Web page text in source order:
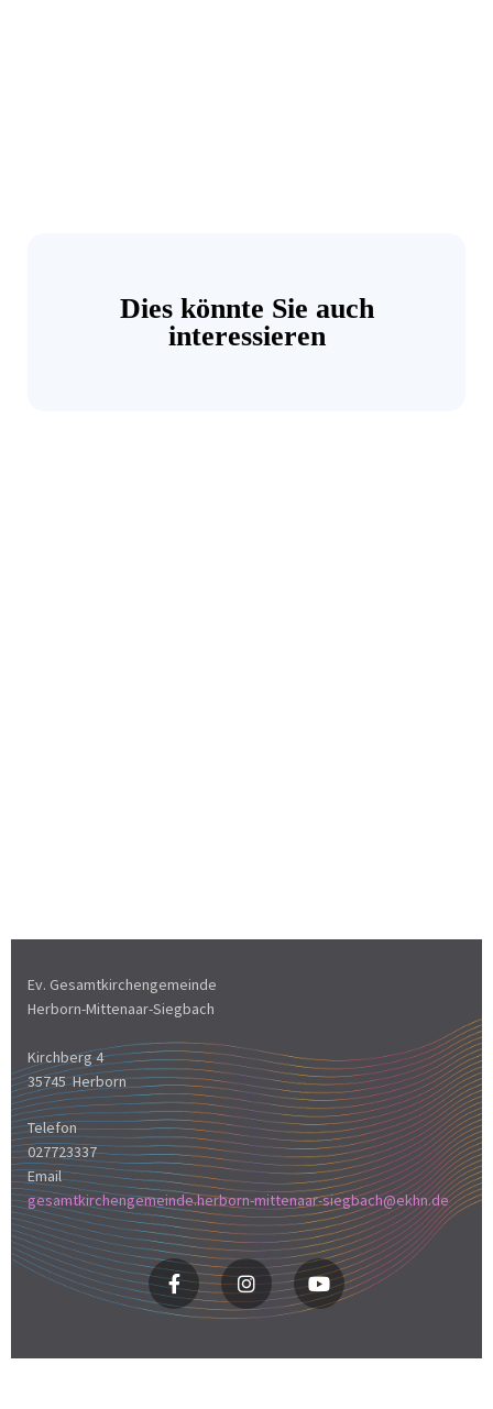
Dies könnte Sie auch
interessieren
Ev. Gesamtkirchengemeinde
Herborn-Mittenaar-Siegbach
Kirchberg 4
35745 Herborn
Telefon
027723337
Email
gesamtkirchengemeinde.herborn-mittenaar-siegbach@ekhn.de